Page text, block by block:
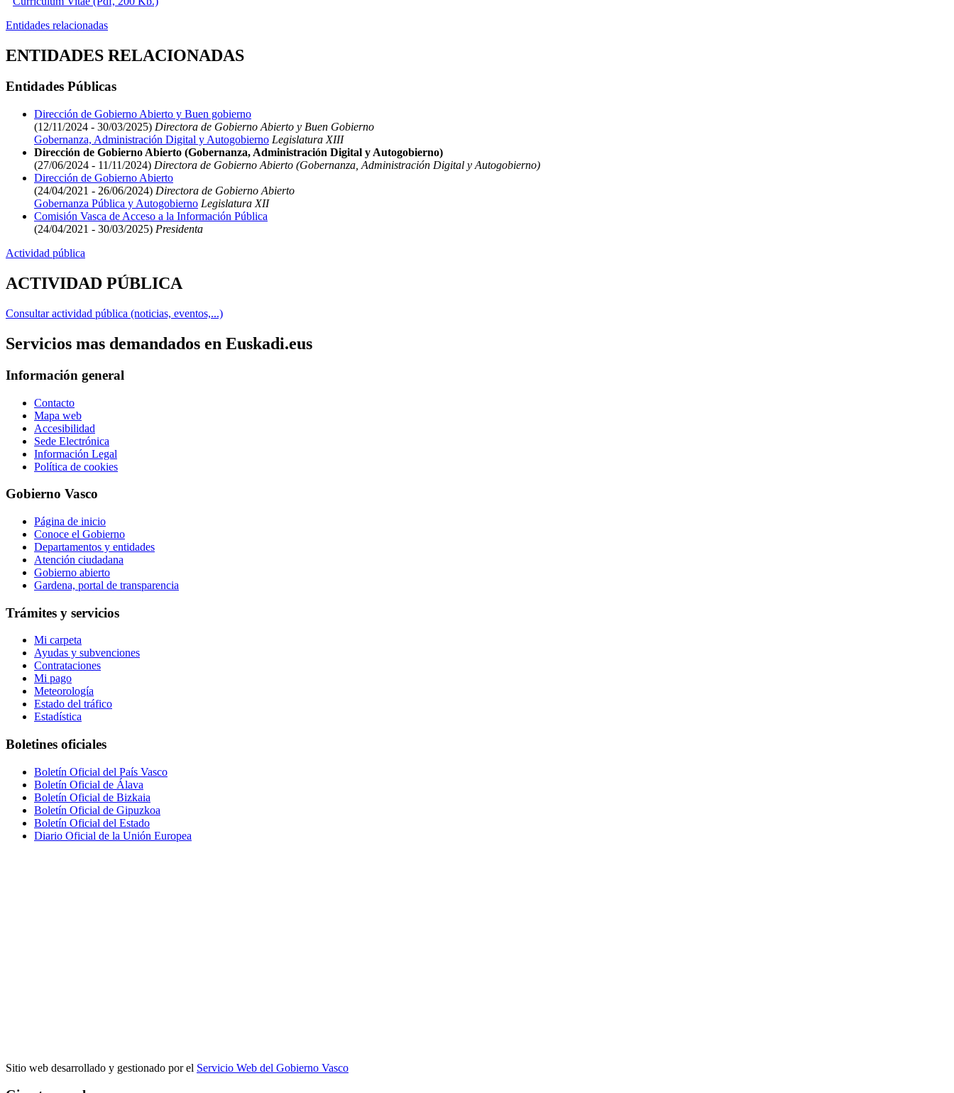
Entidades relacionadas
ENTIDADES RELACIONADAS
Entidades Públicas
Dirección de Gobierno Abierto y Buen gobierno
(12/11/2024 - 30/03/2025) Directora de Gobierno Abierto y Buen Gobierno
Gobernanza, Administración Digital y Autogobierno Legislatura XIII
Dirección de Gobierno Abierto (Gobernanza, Administración Digital y Autogobierno)
(27/06/2024 - 11/11/2024) Directora de Gobierno Abierto (Gobernanza, Administración Digital y Autogobierno)
Dirección de Gobierno Abierto
(24/04/2021 - 26/06/2024) Directora de Gobierno Abierto
Gobernanza Pública y Autogobierno Legislatura XII
Comisión Vasca de Acceso a la Información Pública
(24/04/2021 - 30/03/2025) Presidenta
Actividad pública
ACTIVIDAD PÚBLICA
Consultar actividad pública (noticias, eventos,...)
Servicios mas demandados en Euskadi.eus
Información general
Contacto
Mapa web
Accesibilidad
Sede Electrónica
Información Legal
Política de cookies
Gobierno Vasco
Página de inicio
Conoce el Gobierno
Departamentos y entidades
Atención ciudadana
Gobierno abierto
Gardena, portal de transparencia
Trámites y servicios
Mi carpeta
Ayudas y subvenciones
Contrataciones
Mi pago
Meteorología
Estado del tráfico
Estadística
Boletines oficiales
Boletín Oficial del País Vasco
Boletín Oficial de Álava
Boletín Oficial de Bizkaia
Boletín Oficial de Gipuzkoa
Boletín Oficial del Estado
Diario Oficial de la Unión Europea
Sitio web desarrollado y gestionado por el Servicio Web del Gobierno Vasco